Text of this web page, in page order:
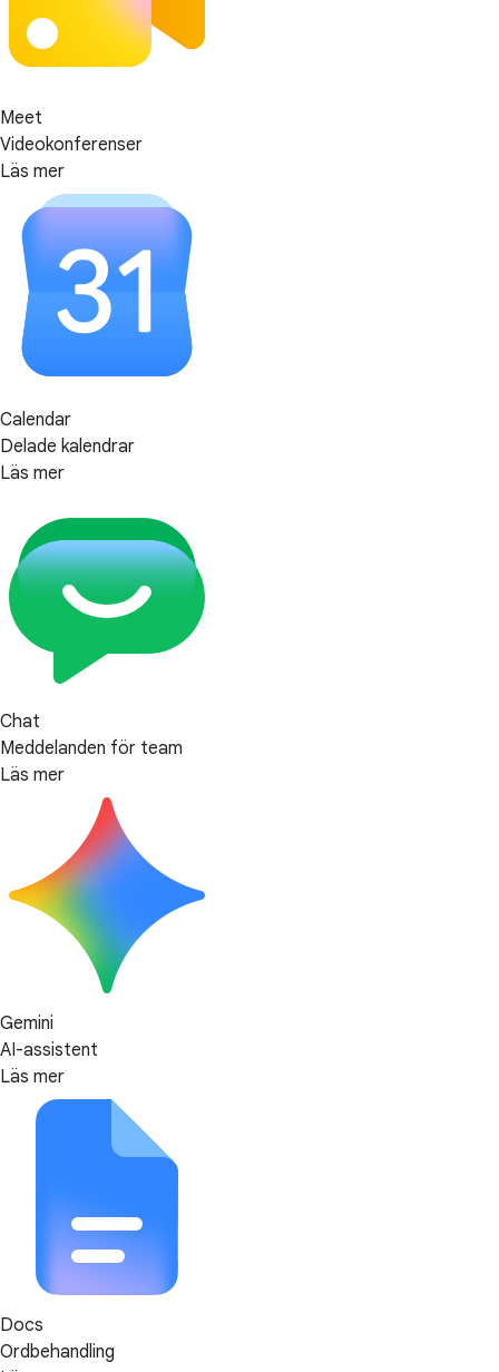
Meet
Videokonferenser
Läs mer
Calendar
Delade kalendrar
Läs mer
Chat
Meddelanden för team
Läs mer
Gemini
AI-assistent
Läs mer
Docs
Ordbehandling